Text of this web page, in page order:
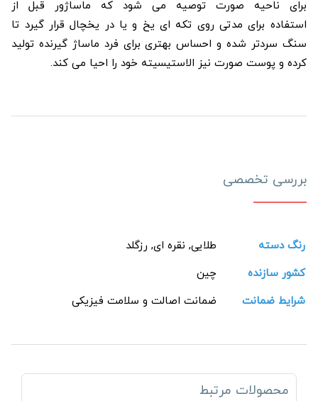
برای ناحیه صورت توصیه می شود که ماساژور قبل از
استفاده برای مدتی روی تکه ای یخ و یا در یخچال قرار گیرد تا
سنگ سردتر شده و احساس بهتری برای فرد ماساژ گیرنده تولید
کرده و پوست صورت نیز الاستیسیته خود را احیا می کند.
بررسی تخصصی
رنگ دسته
طلایی, نقره ای, رزگلد
کشور سازنده
چین
شرایط ضمانت
ضمانت اصالت و سلامت فیزیکی
محصولات مرتبط